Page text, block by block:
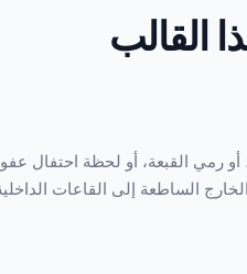
القالب
رمي القبعة، أو لحظة احتفال